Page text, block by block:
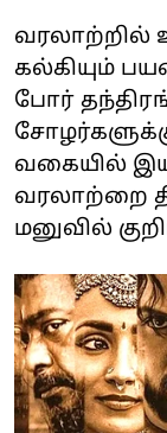
கல்கியும்
போர்
வகையில்
வரலாற்றை
மனுவில்